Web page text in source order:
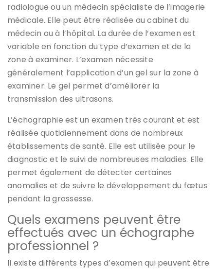
radiologue ou un médecin spécialiste de l’imagerie
médicale. Elle peut être réalisée au cabinet du
médecin ou à l’hôpital. La durée de l’examen est
variable en fonction du type d’examen et de la
zone à examiner. L’examen nécessite
généralement l’application d’un gel sur la zone à
examiner. Le gel permet d’améliorer la
transmission des ultrasons.
L’échographie est un examen très courant et est
réalisée quotidiennement dans de nombreux
établissements de santé. Elle est utilisée pour le
diagnostic et le suivi de nombreuses maladies. Elle
permet également de détecter certaines
anomalies et de suivre le développement du fœtus
pendant la grossesse.
Quels examens peuvent être
effectués avec un échographe
professionnel ?
Il existe différents types d’examen qui peuvent être